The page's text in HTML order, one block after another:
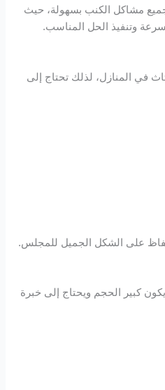
مشاكل الكنب بسهولة، حيث
وتنفيذ الحل المناسب.
في المنازل، لذلك تحتاج إلى
على الشكل الجميل للمجلس.
كبير الحجم ويحتاج إلى خبرة